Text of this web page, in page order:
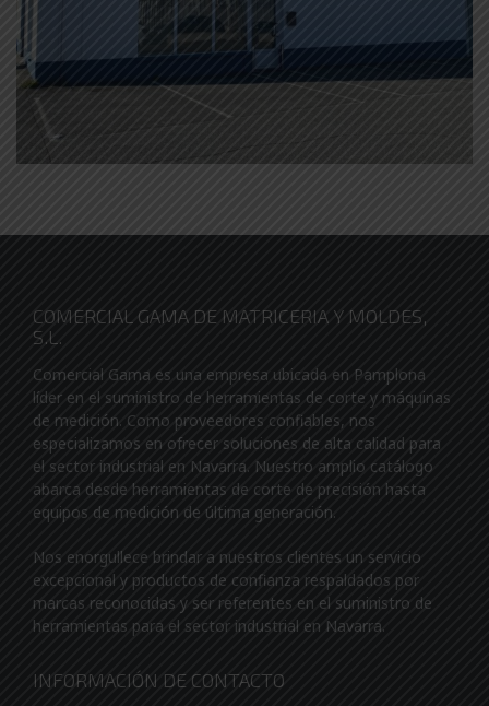
COMERCIAL GAMA DE MATRICERIA Y MOLDES,
S.L.
Comercial Gama es una empresa ubicada en Pamplona
líder en el suministro de herramientas de corte y máquinas
de medición. Como proveedores confiables, nos
especializamos en ofrecer soluciones de alta calidad para
el sector industrial en Navarra. Nuestro amplio catálogo
abarca desde herramientas de corte de precisión hasta
equipos de medición de última generación.
Nos enorgullece brindar a nuestros clientes un servicio
excepcional y productos de confianza respaldados por
marcas reconocidas y ser referentes en el suministro de
herramientas para el sector industrial en Navarra.
INFORMACIÓN DE CONTACTO